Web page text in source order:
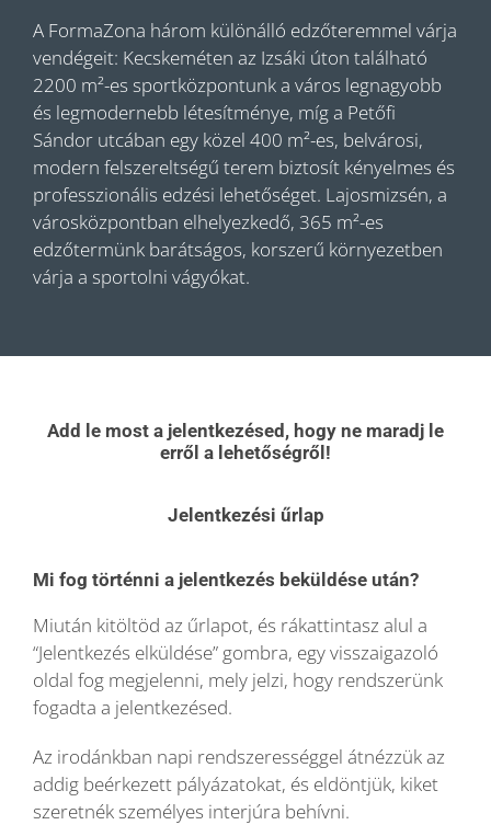
A FormaZona három különálló edzőteremmel várja
vendégeit: Kecskeméten az Izsáki úton található
2200 m²-es sportközpontunk a város legnagyobb
és legmodernebb létesítménye, míg a Petőfi
Sándor utcában egy közel 400 m²-es, belvárosi,
modern felszereltségű terem biztosít kényelmes és
professzionális edzési lehetőséget. Lajosmizsén, a
városközpontban elhelyezkedő, 365 m²-es
edzőtermünk barátságos, korszerű környezetben
várja a sportolni vágyókat.
Add le most a jelentkezésed, hogy ne maradj le
erről a lehetőségről!
Jelentkezési űrlap
Mi fog történni a jelentkezés beküldése után?
Miután kitöltöd az űrlapot, és rákattintasz alul a
“Jelentkezés elküldése” gombra, egy visszaigazoló
oldal fog megjelenni, mely jelzi, hogy rendszerünk
fogadta a jelentkezésed.
Az irodánkban napi rendszerességgel átnézzük az
addig beérkezett pályázatokat, és eldöntjük, kiket
szeretnék személyes interjúra behívni.